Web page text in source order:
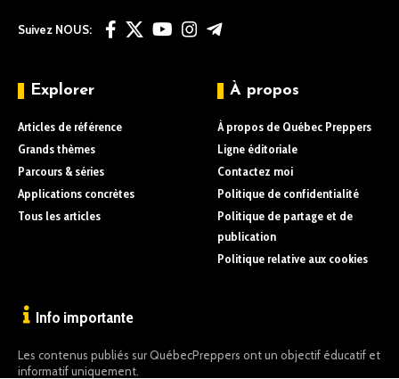
Suivez NOUS:
Explorer
Articles de référence
Grands thèmes
Parcours & séries
Applications concrètes
Tous les articles
À propos
À propos de Québec Preppers
Ligne éditoriale
Contactez moi
Politique de confidentialité
Politique de partage et de
publication
Politique relative aux cookies
Info importante
Les contenus publiés sur QuébecPreppers ont un objectif éducatif et
informatif uniquement.